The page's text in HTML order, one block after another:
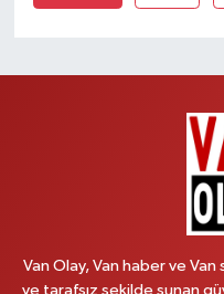
Van Olay, Van haber ve Van
ve tarafsız şekilde sunan